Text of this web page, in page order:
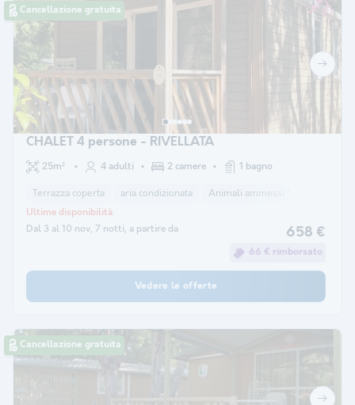
Cancellazione gratuita
CHALET 4 persone - RIVELLATA
25m² 4 adulti 2 camere 1 bagno
Terrazza coperta aria condizionata Animali ammessi *
Dal 3 al 10 nov, 7 notti, a partire da
Ultime disponibilità
658 €
66 € rimborsato
Vedere le offerte
Cancellazione gratuita